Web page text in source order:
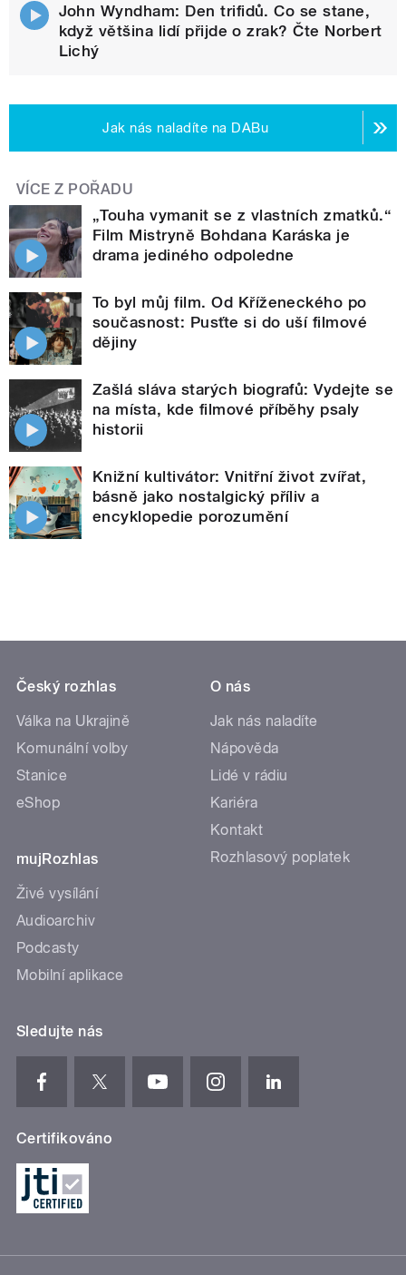
John Wyndham: Den trifidů. Co se stane,
když většina lidí přijde o zrak? Čte Norbert
Lichý
Jak nás naladíte na DABu
VÍCE Z POŘADU
„Touha vymanit se z vlastních zmatků.“
Film Mistryně Bohdana Karáska je
drama jediného odpoledne
To byl můj film. Od Kříženeckého po
současnost: Pusťte si do uší filmové
dějiny
Zašlá sláva starých biografů: Vydejte se
na místa, kde filmové příběhy psaly
historii
Knižní kultivátor: Vnitřní život zvířat,
básně jako nostalgický příliv a
encyklopedie porozumění
Český rozhlas
Válka na Ukrajině
Komunální volby
Stanice
eShop
mujRozhlas
Živé vysílání
Audioarchiv
Podcasty
Mobilní aplikace
O nás
Jak nás naladíte
Nápověda
Lidé v rádiu
Kariéra
Kontakt
Rozhlasový poplatek
Sledujte nás
Certifikováno